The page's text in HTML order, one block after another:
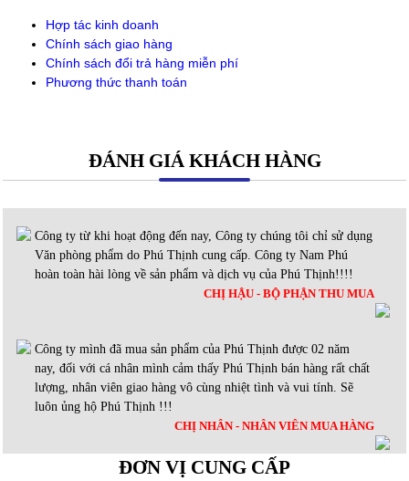
Hợp tác kinh doanh
Chính sách giao hàng
Chính sách đổi trả hàng miễn phí
Phương thức thanh toán
ĐÁNH GIÁ KHÁCH HÀNG
Công ty từ khi hoạt động đến nay, Công ty chúng tôi chỉ sử dụng
Văn phòng phẩm do Phú Thịnh cung cấp. Công ty Nam Phú
hoàn toàn hài lòng về sản phẩm và dịch vụ của Phú Thịnh!!!!
CHỊ HẬU - BỘ PHẬN THU MUA
Công ty mình đã mua sản phẩm của Phú Thịnh được 02 năm
nay, đối với cá nhân mình cảm thấy Phú Thịnh bán hàng rất chất
lượng, nhân viên giao hàng vô cùng nhiệt tình và vui tính. Sẽ
luôn ủng hộ Phú Thịnh !!!
CHỊ NHÂN - NHÂN VIÊN MUA HÀNG
ĐƠN VỊ CUNG CẤP